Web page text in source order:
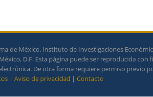
de México. Instituto de Investigaciones
D.F. Esta página puede ser reproducida
De otra forma requiere permiso previo
| Aviso de privacidad | Contacto